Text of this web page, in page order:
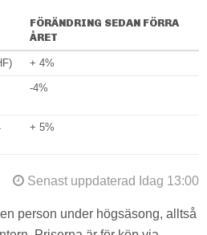
FÖRÄNDRING SEDAN FÖRRA
ÅRET
+ 4%
-4%
+ 5%
Senast uppdaterad Idag 13:00
person under högsäsong, alltså